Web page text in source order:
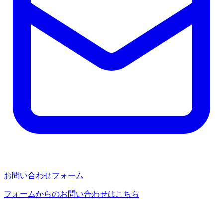
お問い合わせフォーム
フォームからのお問い合わせはこちら